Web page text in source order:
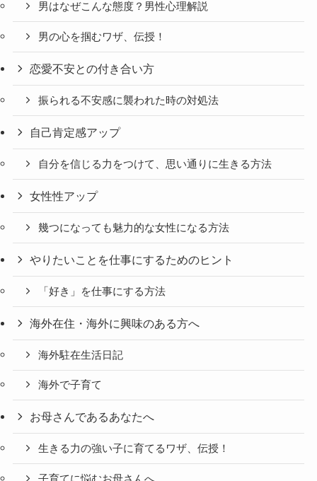
男はなぜこんな態度？男性心理解説
男の心を掴むワザ、伝授！
恋愛不安との付き合い方
振られる不安感に襲われた時の対処法
自己肯定感アップ
自分を信じる力をつけて、思い通りに生きる方法
女性性アップ
幾つになっても魅力的な女性になる方法
やりたいことを仕事にするためのヒント
「好き」を仕事にする方法
海外在住・海外に興味のある方へ
海外駐在生活日記
海外で子育て
お母さんであるあなたへ
生きる力の強い子に育てるワザ、伝授！